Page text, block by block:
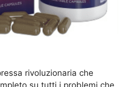
rivoluzionaria che